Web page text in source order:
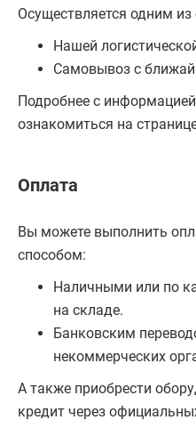
Осуществляется одним
Нашей
Самовывоз с
Подробнее с
ознакомиться на
Оплата
Вы можете выполнить
способом:
Наличными или по
на складе.
Банковским
некоммерческих
А также приобрести
кредит через